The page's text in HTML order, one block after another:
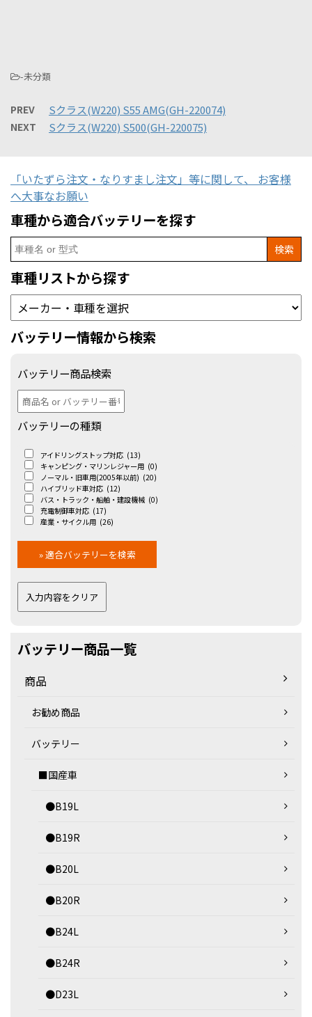
-未分類
PREV Sクラス(W220) S55 AMG(GH-220074)
NEXT Sクラス(W220) S500(GH-220075)
「いたずら注文・なりすまし注文」等に関して、 お客様
へ大事なお願い
車種から適合バッテリーを探す
Search
for:
車種リストから探す
バッテリー情報から検索
バッテリー商品検索
バッテリーの種類
アイドリングストップ対応 (13)
キャンピング・マリンレジャー用 (0)
ノーマル・旧車用(2005年以前) (20)
ハイブリッド車対応 (12)
バス・トラック・船舶・建設機械 (0)
充電制御車対応 (17)
産業・サイクル用 (26)
バッテリー商品一覧
商品
お勧め商品
バッテリー
■国産車
●B19L
●B19R
●B20L
●B20R
●B24L
●B24R
●D23L